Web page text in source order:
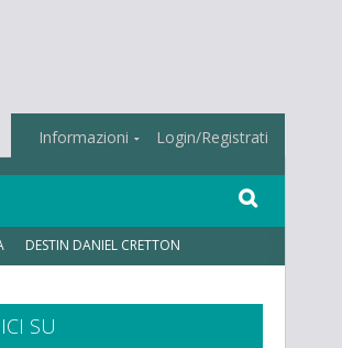
Informazioni Login/Registrati
DESTIN DANIEL CRETTON
SU